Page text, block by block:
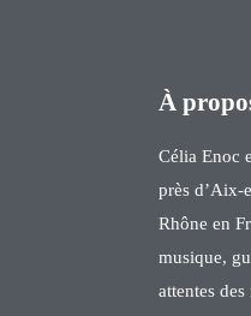
À
Célia Enoc
près d’Aix-
Rhône en
musique,
attentes